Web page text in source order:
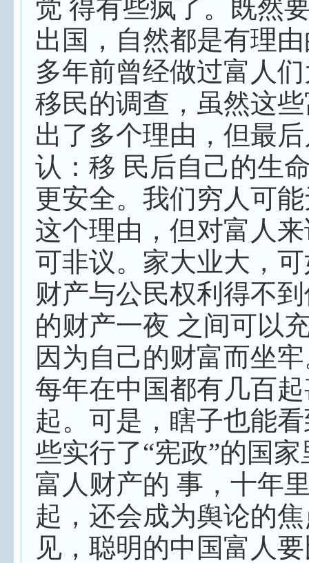
觉 得有些疯了。既然
出国，自然都是有理
多年前曾经做过富人
移民的调查，虽然这
出了多个理由，但最
认：移 民后自己的生
更安全。我们穷人可
这个理由，但对富人
可非议。家大业大，
财产与公民权利得不
的财产一夜 之间可以
因为自己的财富而坐
每年在中国都有几百
起。可是，瞎子也能
些实行了“宪政”的国
富人财产的 事，十年
起，还会成为舆论的
见，聪明的中国富人